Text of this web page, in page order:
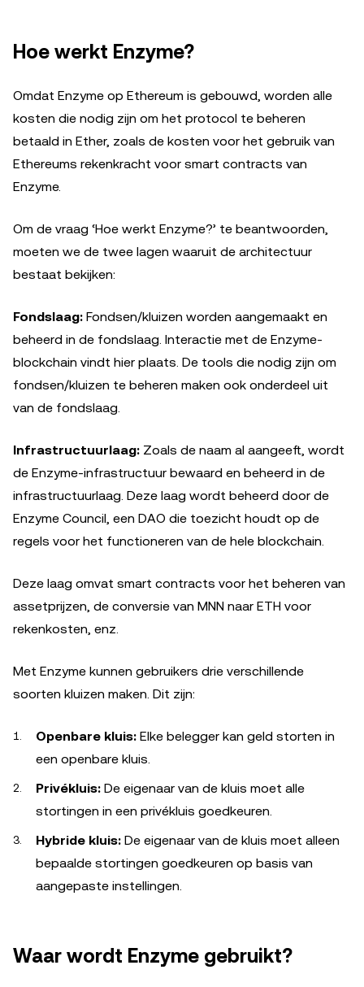
Hoe werkt Enzyme?
Omdat Enzyme op Ethereum is gebouwd, worden alle
kosten die nodig zijn om het protocol te beheren
betaald in Ether, zoals de kosten voor het gebruik van
Ethereums rekenkracht voor smart contracts van
Enzyme.
Om de vraag ‘Hoe werkt Enzyme?’ te beantwoorden,
moeten we de twee lagen waaruit de architectuur
bestaat bekijken:
Fondslaag: Fondsen/kluizen worden aangemaakt en
beheerd in de fondslaag. Interactie met de Enzyme-
blockchain vindt hier plaats. De tools die nodig zijn om
fondsen/kluizen te beheren maken ook onderdeel uit
van de fondslaag.
Infrastructuurlaag: Zoals de naam al aangeeft, wordt
de Enzyme-infrastructuur bewaard en beheerd in de
infrastructuurlaag. Deze laag wordt beheerd door de
Enzyme Council, een DAO die toezicht houdt op de
regels voor het functioneren van de hele blockchain.
Deze laag omvat smart contracts voor het beheren van
assetprijzen, de conversie van MNN naar ETH voor
rekenkosten, enz.
Met Enzyme kunnen gebruikers drie verschillende
soorten kluizen maken. Dit zijn:
Openbare kluis: Elke belegger kan geld storten in
een openbare kluis.
Privékluis: De eigenaar van de kluis moet alle
stortingen in een privékluis goedkeuren.
Hybride kluis: De eigenaar van de kluis moet alleen
bepaalde stortingen goedkeuren op basis van
aangepaste instellingen.
Waar wordt Enzyme gebruikt?